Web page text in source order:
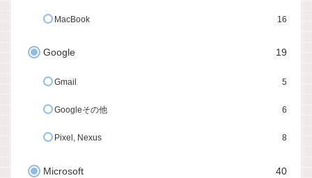
MacBook 16
Google 19
Gmail 5
Googleその他 6
Pixel, Nexus 8
Microsoft 40